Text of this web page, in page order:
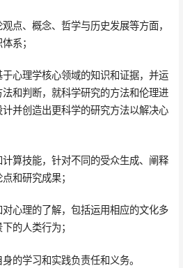
点、概念、哲学与历史发展等方面，
系；
心理学核心领域的知识和证据，并运
和判断，就科学研究的方法和伦理进
并创造出更科学的研究方法以解决心
算技能，针对不同的受众生成、阐释
和研究成果；
心理的了解，包括运用相应的文化多
的人类行为；
的学习和实践负责任和义务。